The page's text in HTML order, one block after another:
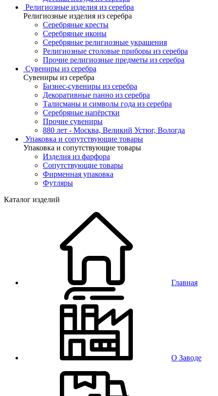
Религиозные изделия из серебра
Религиозные изделия из серебра
Серебряные кресты
Серебряные иконы
Серебряные религиозные украшения
Религиозные столовые приборы из серебра
Прочие религиозные предметы из серебра
Сувениры из серебра
Сувениры из серебра
Бизнес-сувениры из серебра
Декоративные панно из серебра
Талисманы и символы года из серебра
Серебряные напёрстки
Прочие сувениры
880 лет - Москва, Великий Устюг, Вологда
Упаковка и сопутствующие товары
Упаковка и сопутствующие товары
Изделия из фарфора
Сопутствующие товары
Фирменная упаковка
Футляры
Каталог изделий
Главная
О Заводе